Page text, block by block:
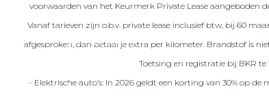
Leasevormen
Lease acties
voorwaarden van het Keurmerk Private Lease aangeboden
Vanaf tarieven zijn o.b.v. private lease inclusief btw, bij 60
afgesproken, dan betaal je extra per kilometer. Brandstof is
Toetsing en registratie bij BKR
- Elektrische auto’s: In 2026 geldt een korting van 30% op